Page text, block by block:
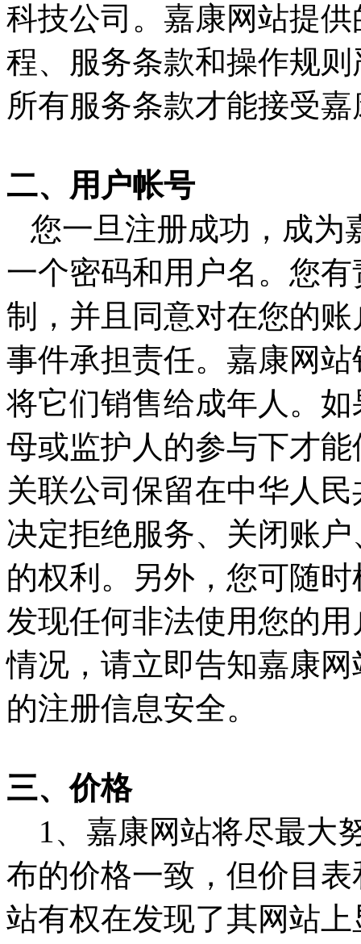
科技公司。嘉康网站提
程、服务条款和操作规
所有服务条款才能接受
二、用户帐号
您一旦注册成功，成为
一个密码和用户名。您
制，并且同意对在您的
事件承担责任。嘉康网
将它们销售给成年人。
母或监护人的参与下才
关联公司保留在中华人
决定拒绝服务、关闭账
的权利。另外，您可随
发现任何非法使用您的
情况，请立即告知嘉康
的注册信息安全。
三、价格
1、嘉康网站将尽最大
布的价格一致，但价目
站有权在发现了其网站